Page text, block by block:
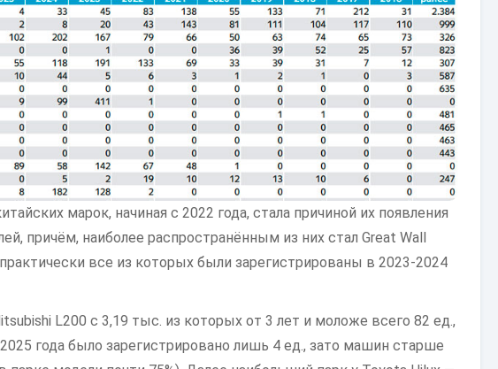
марок, начиная с 2022 года, стала причиной их появления
причём, наиболее распространённым из них стал Great Wall
все из которых были зарегистрированы в 2023-2024
L200 с 3,19 тыс. из которых от 3 лет и моложе всего 82 ед.,
года было зарегистрировано лишь 4 ед., зато машин старше